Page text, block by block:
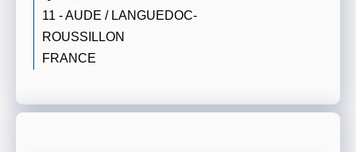
11 - AUDE / LANGUEDOC-
ROUSSILLON
FRANCE